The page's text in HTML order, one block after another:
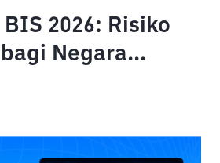
2026: Risiko
Negara